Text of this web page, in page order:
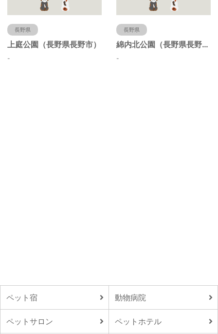
長野県
上庭公園（長野県長野市）
-
長野県
綿内北公園（長野県長野市）
-
ペット宿 動物病院
ペットサロン ペットホテル